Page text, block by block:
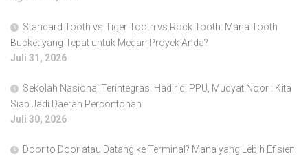
Standard Tooth vs Tiger Tooth vs Rock Tooth: Mana Tooth
Bucket yang Tepat untuk Medan Proyek Anda?
Juli 31, 2026
Sekolah Nasional Terintegrasi Hadir di PPU, Mudyat Noor : Kita
Siap Jadi Daerah Percontohan
Juli 30, 2026
Door to Door atau Datang ke Terminal? Mana yang Lebih Efisien